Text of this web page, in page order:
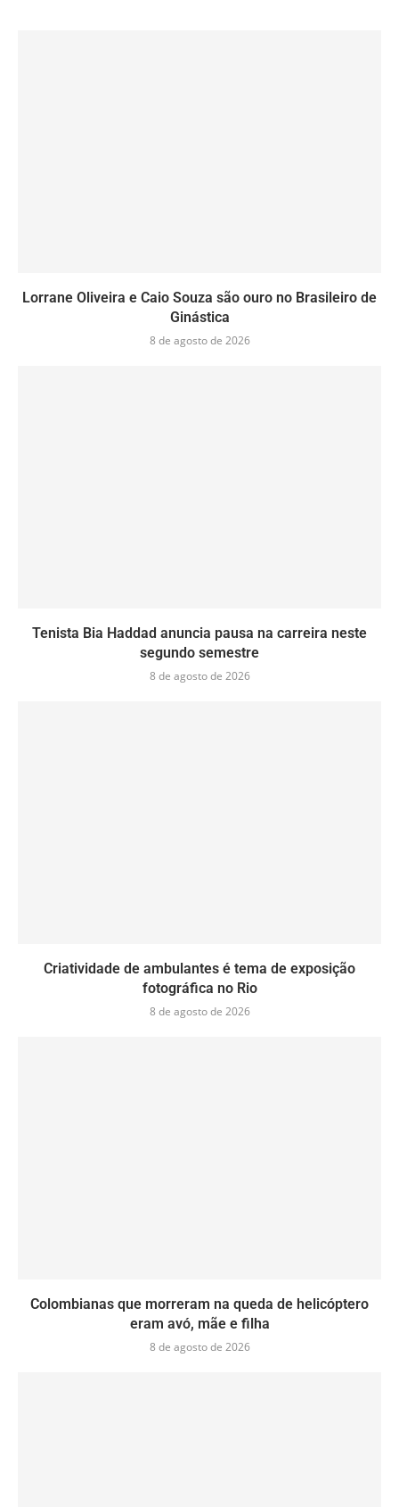
Lorrane Oliveira e Caio Souza são ouro no Brasileiro de
Ginástica
8 de agosto de 2026
Tenista Bia Haddad anuncia pausa na carreira neste
segundo semestre
8 de agosto de 2026
Criatividade de ambulantes é tema de exposição
fotográfica no Rio
8 de agosto de 2026
Colombianas que morreram na queda de helicóptero
eram avó, mãe e filha
8 de agosto de 2026